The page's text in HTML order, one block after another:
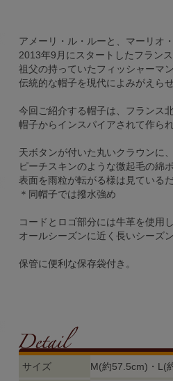
アメーリ・ル・ルーと、マーリオ
2013年9月にスタートしたフラン
祖父の持っていたフィッシャーマ
伝統的な帽子を現代によみがえら
今回ご紹介する帽子は、フランス
帽子からインスパイアされて作ら
天ボタンが付いた丸いクラウンに
ピーチスキンのような微起毛の綿
表面を雨粒が転がる様は見ている
＊同帽子では撥水強め
コードとロゴ部分には牛革を使用
オールシーズンに近く長いシーズ
保管に便利な保存袋付き。
サイズ M(約57.5cm)・L(